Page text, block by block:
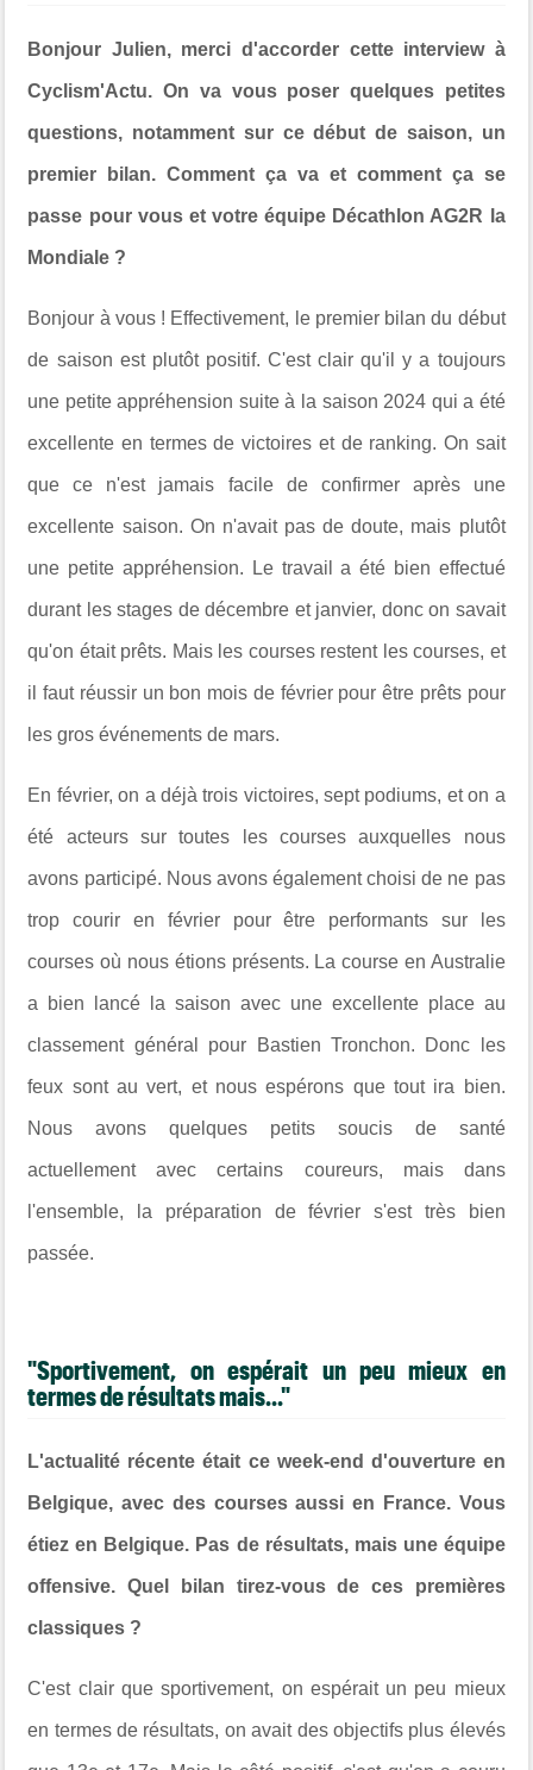
Bonjour Julien, merci d'accorder cette interview à
Cyclism'Actu. On va vous poser quelques petites
questions, notamment sur ce début de saison, un
premier bilan. Comment ça va et comment ça se
passe pour vous et votre équipe Décathlon AG2R la
Mondiale ?
Bonjour à vous ! Effectivement, le premier bilan du début
de saison est plutôt positif. C'est clair qu'il y a toujours
une petite appréhension suite à la saison 2024 qui a été
excellente en termes de victoires et de ranking. On sait
que ce n'est jamais facile de confirmer après une
excellente saison. On n'avait pas de doute, mais plutôt
une petite appréhension. Le travail a été bien effectué
durant les stages de décembre et janvier, donc on savait
qu'on était prêts. Mais les courses restent les courses, et
il faut réussir un bon mois de février pour être prêts pour
les gros événements de mars.
En février, on a déjà trois victoires, sept podiums, et on a
été acteurs sur toutes les courses auxquelles nous
avons participé. Nous avons également choisi de ne pas
trop courir en février pour être performants sur les
courses où nous étions présents. La course en Australie
a bien lancé la saison avec une excellente place au
classement général pour Bastien Tronchon. Donc les
feux sont au vert, et nous espérons que tout ira bien.
Nous avons quelques petits soucis de santé
actuellement avec certains coureurs, mais dans
l'ensemble, la préparation de février s'est très bien
passée.
"Sportivement, on espérait un peu mieux en
termes de résultats mais..."
L'actualité récente était ce week-end d'ouverture en
Belgique, avec des courses aussi en France. Vous
étiez en Belgique. Pas de résultats, mais une équipe
offensive. Quel bilan tirez-vous de ces premières
classiques ?
C'est clair que sportivement, on espérait un peu mieux
en termes de résultats, on avait des objectifs plus élevés